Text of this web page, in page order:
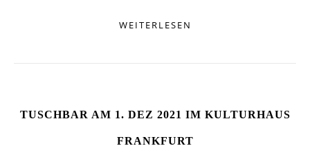
WEITERLESEN
TUSCHBAR AM 1. DEZ 2021 IM KULTURHAUS
FRANKFURT